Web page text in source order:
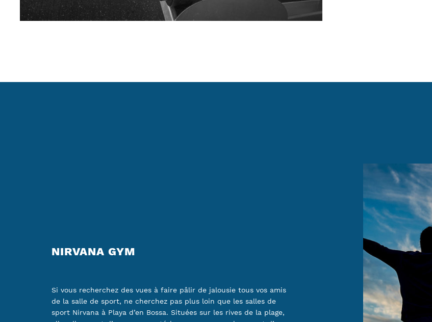
NIRVANA GYM
Si vous recherchez des vues à faire pâlir de jalousie tous vos amis
de la salle de sport, ne cherchez pas plus loin que les salles de
sport Nirvana à Playa d’en Bossa. Situées sur les rives de la plage,